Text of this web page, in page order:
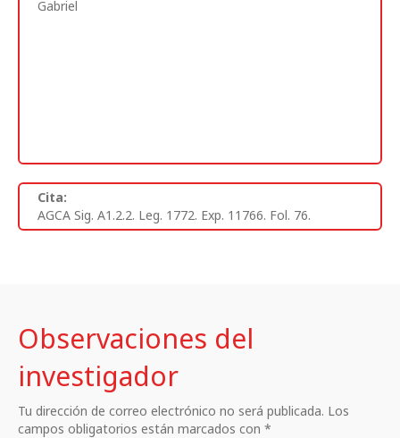
Gabriel
Cita:
AGCA Sig. A1.2.2. Leg. 1772. Exp. 11766. Fol. 76.
Observaciones del
investigador
Tu dirección de correo electrónico no será publicada. Los
campos obligatorios están marcados con *